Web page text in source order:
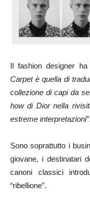
Il fashion designer ha
Carpet è quella di
collezione di capi da
how di Dior nella
estreme interpretazioni”.
Sono soprattutto i
giovane, i destinatari
canoni classici
“ribellione”.